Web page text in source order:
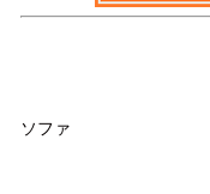
ソファ